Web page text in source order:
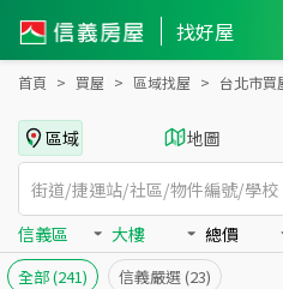
找好屋
台北市信義區買房
首頁 買屋 區域找屋 台北市買
區域 地圖
信義區 大樓 總價
全部(241) 信義嚴選 (23)